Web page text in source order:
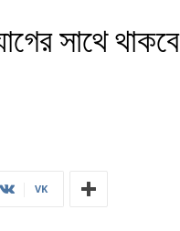
সাথে থাকবে
VK